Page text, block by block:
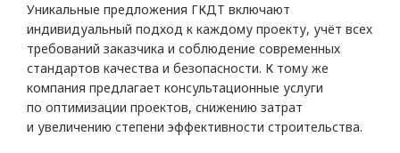
Уникальные предложения ГКДТ включают
индивидуальный подход к каждому проекту, учёт всех
требований заказчика и соблюдение современных
стандартов качества и безопасности. К тому же
компания предлагает консультационные услуги
по оптимизации проектов, снижению затрат
и увеличению степени эффективности строительства.